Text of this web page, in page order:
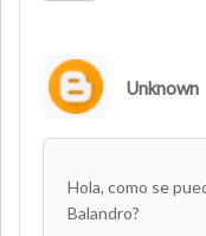
Unknown
Hola, como se
Balandro?